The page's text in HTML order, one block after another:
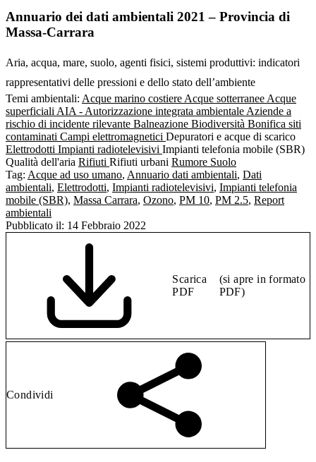
Annuario dei dati ambientali 2021 – Provincia di
Massa-Carrara
Aria, acqua, mare, suolo, agenti fisici, sistemi produttivi: indicatori
rappresentativi delle pressioni e dello stato dell’ambiente
Temi ambientali: Acque marino costiereAcque sotterraneeAcque
superficialiAIA - Autorizzazione integrata ambientaleAziende a
rischio di incidente rilevante Balneazione Biodiversità Bonifica siti
contaminati Campi elettromagnetici Depuratori e acque di scarico
Elettrodotti Impianti radiotelevisivi Impianti telefonia mobile (SBR)
Qualità dell'aria Rifiuti Rifiuti urbani Rumore Suolo
Tag: Acque ad uso umano, Annuario dati ambientali, Dati
ambientali, Elettrodotti, Impianti radiotelevisivi, Impianti telefonia
mobile (SBR), Massa Carrara, Ozono, PM 10, PM 2.5, Report
ambientali
Pubblicato il: 14 Febbraio 2022
Scarica
PDF
(si apre in formato
PDF)
Condividi